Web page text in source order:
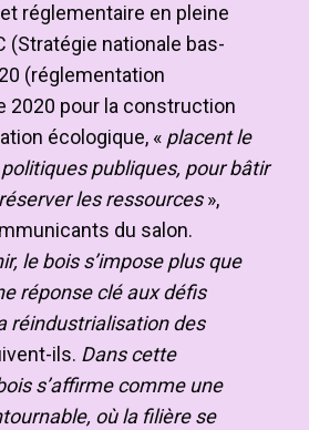
réglementaire en pleine
(Stratégie nationale bas-
(réglementation
2020 pour la construction
écologique, « placent le
publiques, pour bâtir
les ressources»,
du salon.
le bois s’impose plus que
réponse clé aux défis
réindustrialisation des
ils. Dans cette
s’affirme comme une
où la filière se